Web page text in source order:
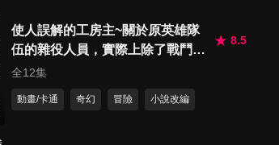
24分鐘
第21集 芥子這隻兔子 / 範疇
使人誤解的工房主~關於原英雄隊
伍的雜役人員，實際上除了戰鬥能
力外全是SSS的故事~
8.5
全12集
動畫/卡通 奇幻 冒險 小說改編